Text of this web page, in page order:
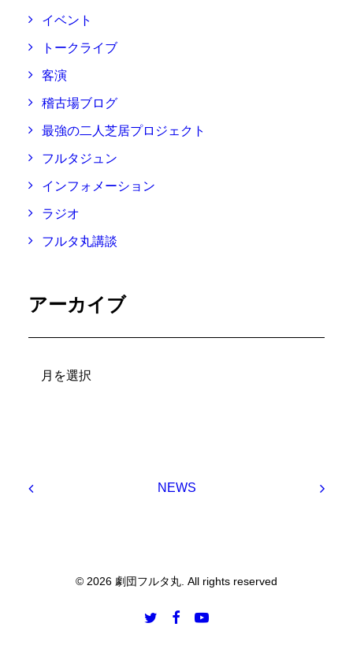
イベント
トークライブ
客演
稽古場ブログ
最強の二人芝居プロジェクト
フルタジュン
インフォメーション
ラジオ
フルタ丸講談
アーカイブ
NEWS
© 2026 劇団フルタ丸. All rights reserved